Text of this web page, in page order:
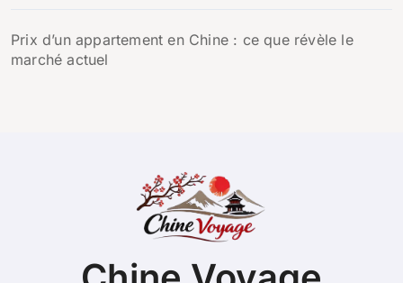
Prix d’un appartement en Chine : ce que révèle le
marché actuel